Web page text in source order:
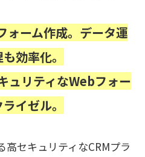
ォーム作成。データ運
効率化。
ュリティなWebフォー
イゼル。
セキュリティなCRMプラ